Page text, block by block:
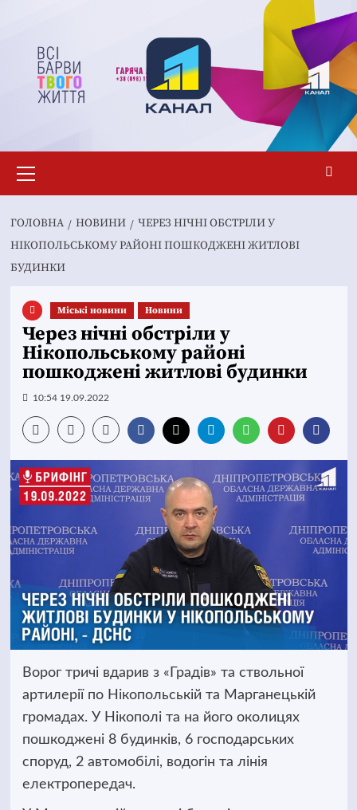
вмісту
меню
ГОЛОВНА НОВИНИ
ЧЕРЕЗ НІЧНІ ОБСТРІЛИ У
НІКОПОЛЬСЬКОМУ РАЙОНІ ПОШКОДЖЕНІ ЖИТЛОВІ
БУДИНКИ
Mіські новини Новини
Через нічні обстріли у
Нікопольському районі
пошкоджені житлові будинки
10:54 19.09.2022
Ворог тричі вдарив з «Градів» та ствольної
артилерії по Нікопольській та Марганецькій
громадах. У Нікополі та на його околицях
пошкоджені 8 будинків, 6 господарських
споруд, 2 автомобілі, водогін та лінія
електропередач.